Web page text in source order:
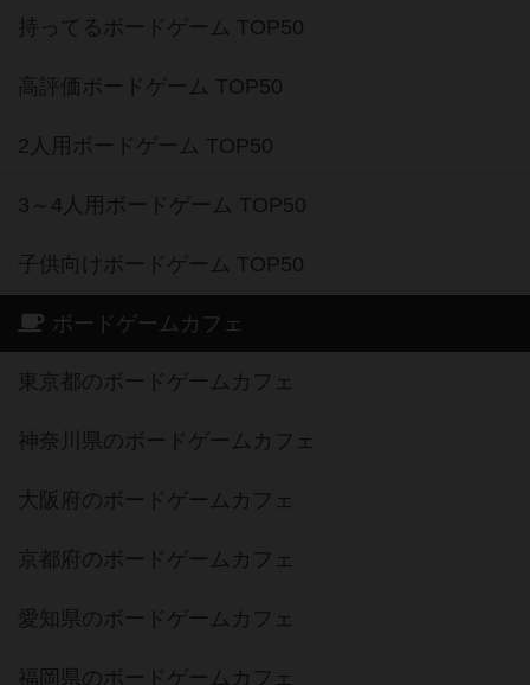
持ってるボードゲーム TOP50
高評価ボードゲーム TOP50
2人用ボードゲーム TOP50
3～4人用ボードゲーム TOP50
子供向けボードゲーム TOP50
ボードゲームカフェ
東京都のボードゲームカフェ
神奈川県のボードゲームカフェ
大阪府のボードゲームカフェ
京都府のボードゲームカフェ
愛知県のボードゲームカフェ
福岡県のボードゲームカフェ